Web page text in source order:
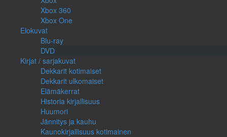
Xbox 360
Xbox One
Elokuvat
Blu-ray
DVD
Kirjat / sarjakuvat
Dekkarit kotimaiset
Dekkarit ulkomaiset
Elämäkerrat
Historia kirjallisuus
Huumori
Jännitys ja kauhu
Kaunokirjallisuus kotimainen